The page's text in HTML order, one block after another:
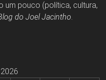
um pouco (política, cultura,
do Joel Jacintho.